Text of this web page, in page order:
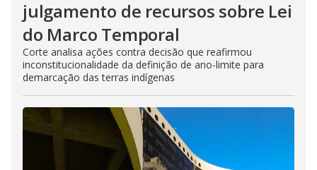
julgamento de recursos sobre Lei
do Marco Temporal
Corte analisa ações contra decisão que reafirmou
inconstitucionalidade da definição de ano-limite para
demarcação das terras indígenas